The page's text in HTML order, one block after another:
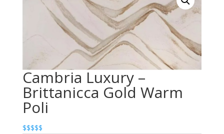
Cambria Luxury –
Brittanicca Gold Warm
Poli
$$$$$